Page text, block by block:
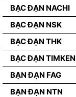
BẠC ĐẠN NACHI
BẠC ĐẠN NSK
BẠC ĐẠN THK
BẠC ĐẠN TIMKEN
BẠN ĐẠN FAG
BẠN ĐẠN NTN